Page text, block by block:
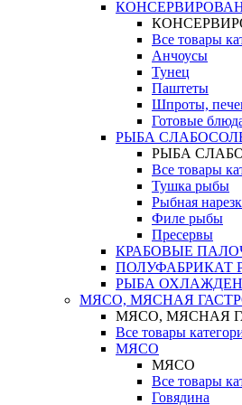
Все товары
Анчоусы
Тунец
Паштеты
Шпроты,
Готовые
РЫБА
РЫБА
Все товары
Тушка рыбы
Рыбная
Филе рыбы
Пресервы
КРАБОВЫЕ
ПОЛУФАБРИКАТ
РЫБА
МЯСО, МЯСНАЯ
МЯСО, МЯСНАЯ
Все товары
МЯСО
МЯСО
Все товары
Говядина